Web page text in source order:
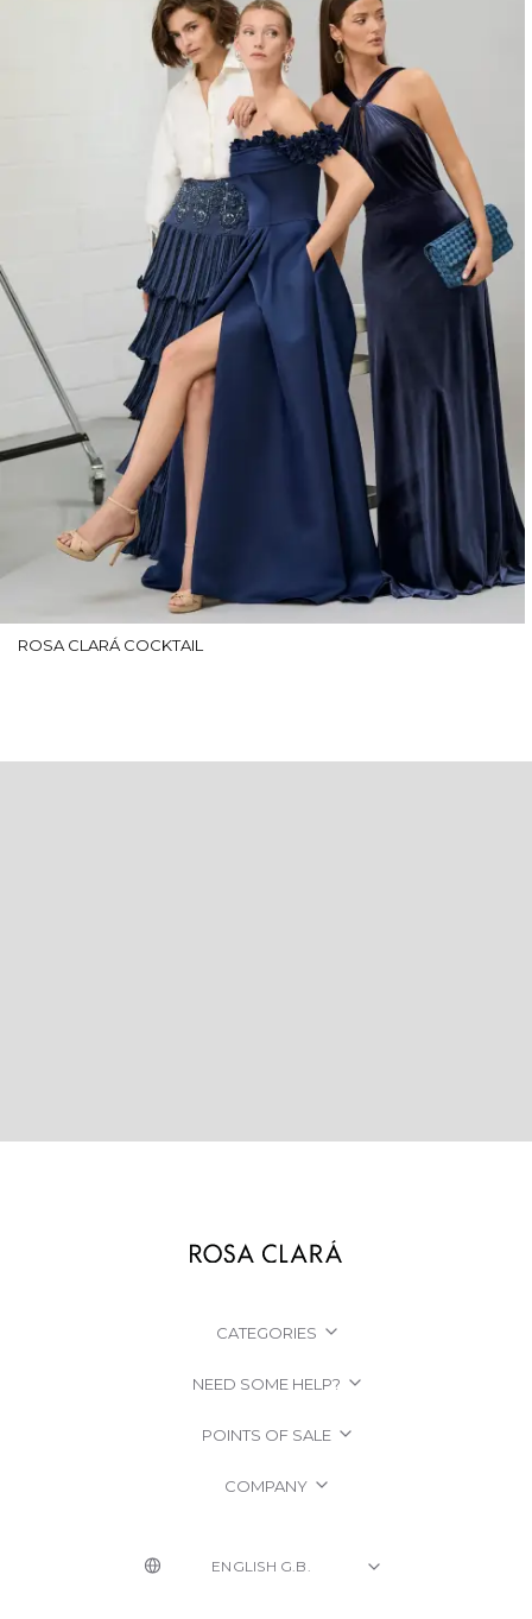
ROSA CLARÁ COCKTAIL
CATEGORIES
NEED SOME HELP?
POINTS OF SALE
COMPANY